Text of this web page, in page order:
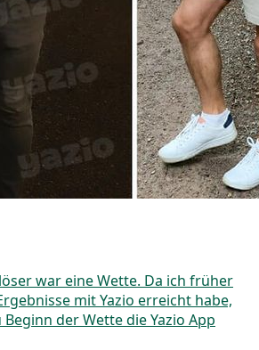
war eine Wette. Da ich früher
mit Yazio erreicht habe,
der Wette die Yazio App